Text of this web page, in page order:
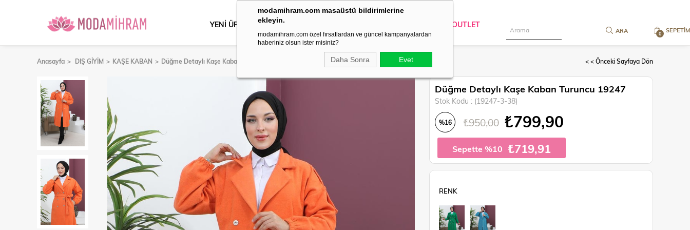
modamihram.com masaüstü bildirimlerine
ekleyin.
modamihram.com özel fırsatlardan ve güncel kampanyalardan
haberiniz olsun ister misiniz?
Daha Sonra Evet
SEPETIM
0
YENİ ÜRÜNLER DIŞ GİYİM OUTLET
Anasayfa DIŞ GİYİM KAŞE KABAN Düğme Detaylı Kaşe Kaban Turuncu 19247 < < Önceki Sayfaya Dön
Düğme Detaylı Kaşe Kaban Turuncu 19247
Stok Kodu (19247-3-38)
%16 ₺950,00 ₺799,90
Sepette %10 ₺719,91